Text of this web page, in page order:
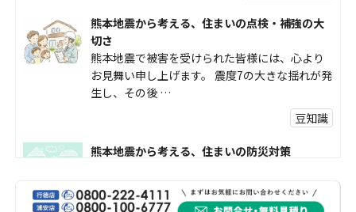
熊本地震から考える、住まいの点検・補強の大
切さ
熊本地震で被害を受けられた皆様には、心より
お見舞い申し上げます。 震度7の大きな揺れが発
生し、その後 …
豆知識
熊本地震から考える、住まいの防災対策
受けられた皆様に、心よりお見舞い申し上げま
す。 今回の地震 …